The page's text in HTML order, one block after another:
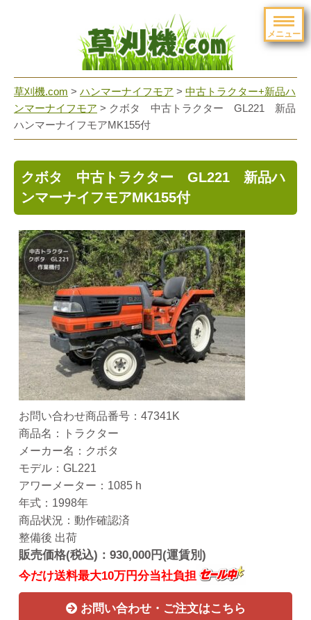
メニュー
草刈機.com > ハンマーナイフモア > 中古トラクター+新品ハ
ンマーナイフモア > クボタ 中古トラクター GL221 新品
ハンマーナイフモアMK155付
クボタ 中古トラクター GL221 新品ハ
ンマーナイフモアMK155付
お問い合わせ商品番号：47341K
商品名：トラクター
メーカー名：クボタ
モデル：GL221
アワーメーター：1085 h
年式：1998年
商品状況：動作確認済
整備後 出荷
販売価格(税込)：930,000円(運賃別)
今だけ送料最大10万円分当社負担
お問い合わせ・ご注文はこちら